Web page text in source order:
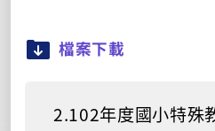
檔案下載
2.102年度國小特殊